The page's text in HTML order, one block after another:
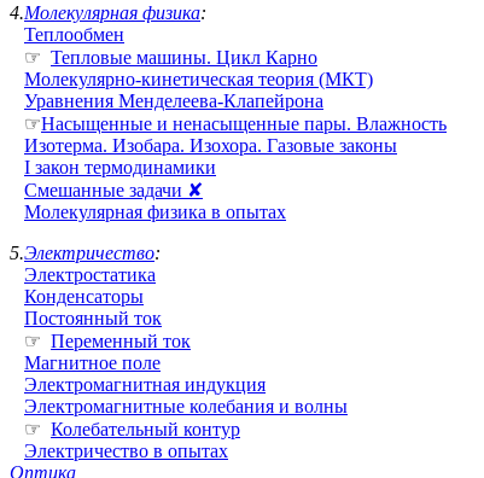
4.Молекулярная физика:
Теплообмен
☞ Тепловые машины. Цикл Карно
Молекулярно-кинетическая теория (МКТ)
Уравнения Менделеева-Клапейрона
☞Насыщенные и ненасыщенные пары. Влажность
Изотерма. Изобара. Изохора. Газовые законы
I закон термодинамики
Смешанные задачи ✘
Молекулярная физика в опытах
5.Электричество:
Электростатика
Конденсаторы
Постоянный ток
☞ Переменный ток
Магнитное поле
Электромагнитная индукция
Электромагнитные колебания и волны
☞ Колебательный контур
Электричество в опытах
Оптика